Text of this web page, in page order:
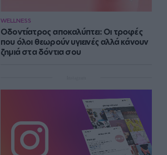
WELLNESS
Οδοντίατρος αποκαλύπτει: Οι τροφές
που όλοι θεωρούν υγιεινές αλλά κάνουν
ζημιά στα δόντια σου